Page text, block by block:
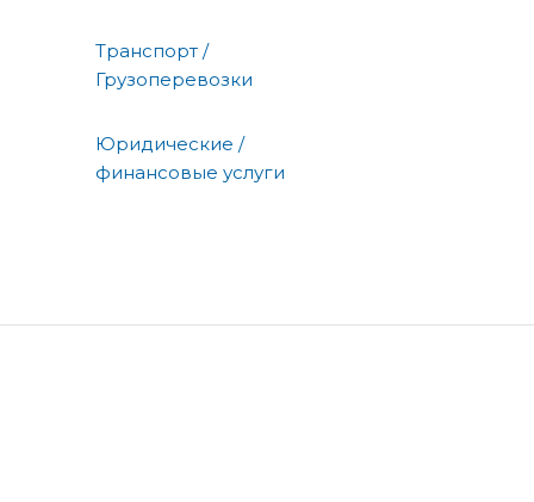
Транспорт /
Грузоперевозки
Юридические /
финансовые услуги